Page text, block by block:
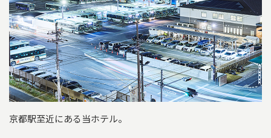
京都駅至近にある当ホテル。